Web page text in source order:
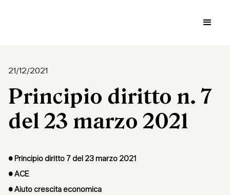
21/12/2021
Principio diritto n. 7
del 23 marzo 2021
• Principio diritto 7 del 23 marzo 2021
• ACE
• Aiuto crescita economica